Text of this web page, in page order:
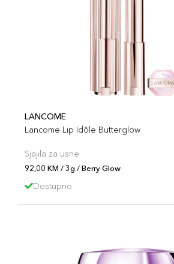
LANCOME
Lancome Lip Idôle Butterglow
Sjajila za usne
92,00 KM / 3g / Berry Glow
Dostupno